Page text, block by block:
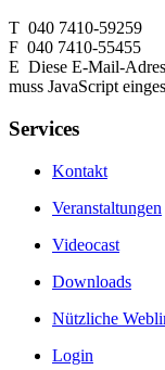
T 040 7410-59259
F 040 7410-55455
E Diese E-Mail-
muss JavaScript
Services
Kontakt
Veranstaltungen
Videocast
Downloads
Nützliche
Login